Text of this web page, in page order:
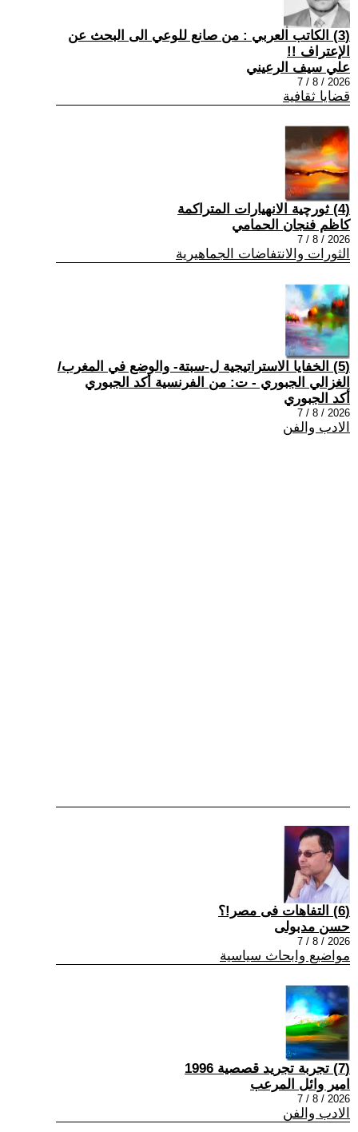
(3) الكاتب العربي : من صانع للوعي الى البحث عن
الإعتراف !!
علي سيف الرعيني
2026 / 8 / 7
قضايا ثقافية
(4) ثورچية الانهيارات المتراكمة
كاظم فنجان الحمامي
2026 / 8 / 7
الثورات والانتفاضات الجماهيرية
(5) الخفايا الاستراتيجية ل-سبتة- والوضع في المغرب/
الغزالي الجبوري - ت: من الفرنسية أكد الجبوري
أكد الجبوري
2026 / 8 / 7
الادب والفن
(6) التفاهات فى مصر!؟
حسن مدبولى
2026 / 8 / 7
مواضيع وابحاث سياسية
(7) تجربة تجريد قصصية 1996
امير وائل المرعب
2026 / 8 / 7
الادب والفن